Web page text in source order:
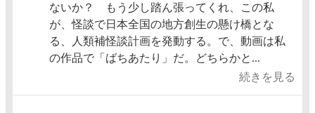
ないか？ もう少し踏ん張ってくれ、この私
が、怪談で日本全国の地方創生の懸け橋とな
る、人類補怪談計画を発動する。で、動画は私
の作品で「ばちあたり」だ。どちらかと...
続きを見る